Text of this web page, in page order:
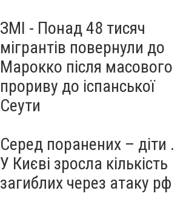
ЗМІ - Понад 48 тисяч
мігрантів повернули до
Марокко після масового
прориву до іспанської
Сеути
Серед поранених – діти .
У Києві зросла кількість
загиблих через атаку рф